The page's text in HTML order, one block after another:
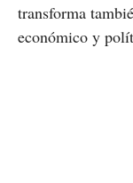
transforma
económico y